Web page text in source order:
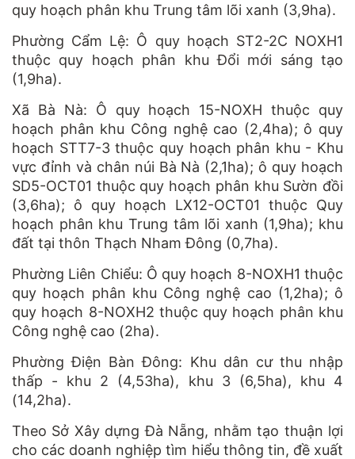
quy hoạch phân khu Trung tâm lõi xanh (3,9ha).
Phường Cẩm Lệ: Ô quy hoạch ST2-2C NOXH1
thuộc quy hoạch phân khu Đổi mới sáng tạo
(1,9ha).
Xã Bà Nà: Ô quy hoạch 15-NOXH thuộc quy
hoạch phân khu Công nghệ cao (2,4ha); ô quy
hoạch STT7-3 thuộc quy hoạch phân khu - Khu
vực đỉnh và chân núi Bà Nà (2,1ha); ô quy hoạch
SD5-OCT01 thuộc quy hoạch phân khu Sườn đồi
(3,6ha); ô quy hoạch LX12-OCT01 thuộc Quy
hoạch phân khu Trung tâm lõi xanh (1,9ha); khu
đất tại thôn Thạch Nham Đông (0,7ha).
Phường Liên Chiểu: Ô quy hoạch 8-NOXH1 thuộc
quy hoạch phân khu Công nghệ cao (1,2ha); ô
quy hoạch 8-NOXH2 thuộc quy hoạch phân khu
Công nghệ cao (2ha).
Phường Điện Bàn Đông: Khu dân cư thu nhập
thấp - khu 2 (4,53ha), khu 3 (6,5ha), khu 4
(14,2ha).
Theo Sở Xây dựng Đà Nẵng, nhằm tạo thuận lợi
cho các doanh nghiệp tìm hiểu thông tin, đề xuất